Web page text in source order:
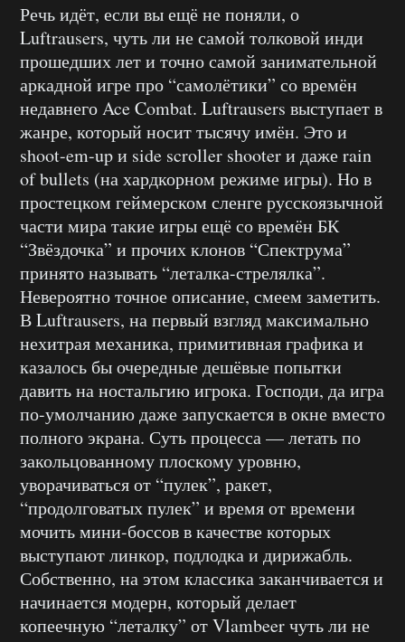
Речь идёт, если вы ещё не поняли, о
Luftrausers, чуть ли не самой толковой инди
прошедших лет и точно самой занимательной
аркадной игре про “самолётики” со времён
недавнего Ace Combat. Luftrausers выступает в
жанре, который носит тысячу имён. Это и
shoot-em-up и side scroller shooter и даже rain
of bullets (на хардкорном режиме игры). Но в
простецком геймерском сленге русскоязычной
части мира такие игры ещё со времён БК
“Звёздочка” и прочих клонов “Спектрума”
принято называть “леталка-стрелялка”.
Невероятно точное описание, смеем заметить.
В Luftrausers, на первый взгляд максимально
нехитрая механика, примитивная графика и
казалось бы очередные дешёвые попытки
давить на ностальгию игрока. Господи, да игра
по-умолчанию даже запускается в окне вместо
полного экрана. Суть процесса — летать по
закольцованному плоскому уровню,
уворачиваться от “пулек”, ракет,
“продолговатых пулек” и время от времени
мочить мини-боссов в качестве которых
выступают линкор, подлодка и дирижабль.
Собственно, на этом классика заканчивается и
начинается модерн, который делает
копеечную “леталку” от Vlambeer чуть ли не